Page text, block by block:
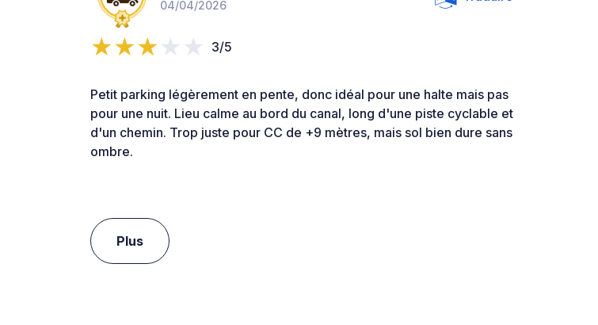
04/04/2026
3/5
Petit parking légèrement en pente, donc idéal pour une halte mais pas
pour une nuit. Lieu calme au bord du canal, long d'une piste cyclable et
d'un chemin. Trop juste pour CC de +9 mètres, mais sol bien dure sans
ombre.
Plus